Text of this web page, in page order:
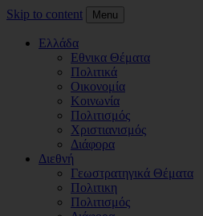
Skip to content Menu
Ελλάδα
Εθνικα Θέματα
Πολιτικά
Οικονομία
Κοινωνία
Πολιτισμός
Χριστιανισμός
Διάφορα
Διεθνή
Γεωστρατηγικά Θέματα
Πολιτικη
Πολιτισμός